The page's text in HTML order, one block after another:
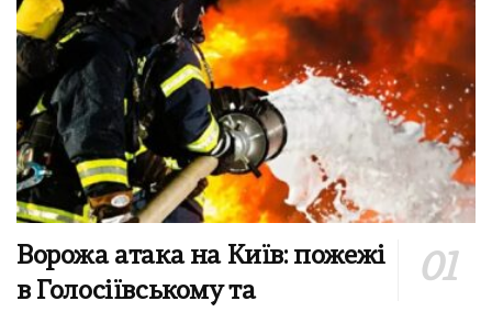
Ворожа атака на Київ: пожежі
в Голосіївському та